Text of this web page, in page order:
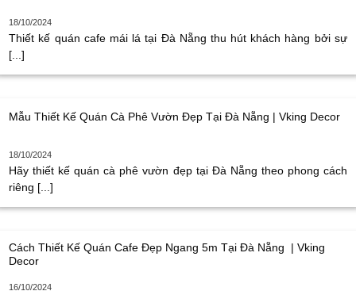
18/10/2024
Thiết kế quán cafe mái lá tại Đà Nẵng thu hút khách hàng bởi sự
[...]
Mẫu Thiết Kế Quán Cà Phê Vườn Đẹp Tại Đà Nẵng | Vking Decor
18/10/2024
Hãy thiết kế quán cà phê vườn đẹp tại Đà Nẵng theo phong cách
riêng [...]
Cách Thiết Kế Quán Cafe Đẹp Ngang 5m Tại Đà Nẵng | Vking
Decor
16/10/2024